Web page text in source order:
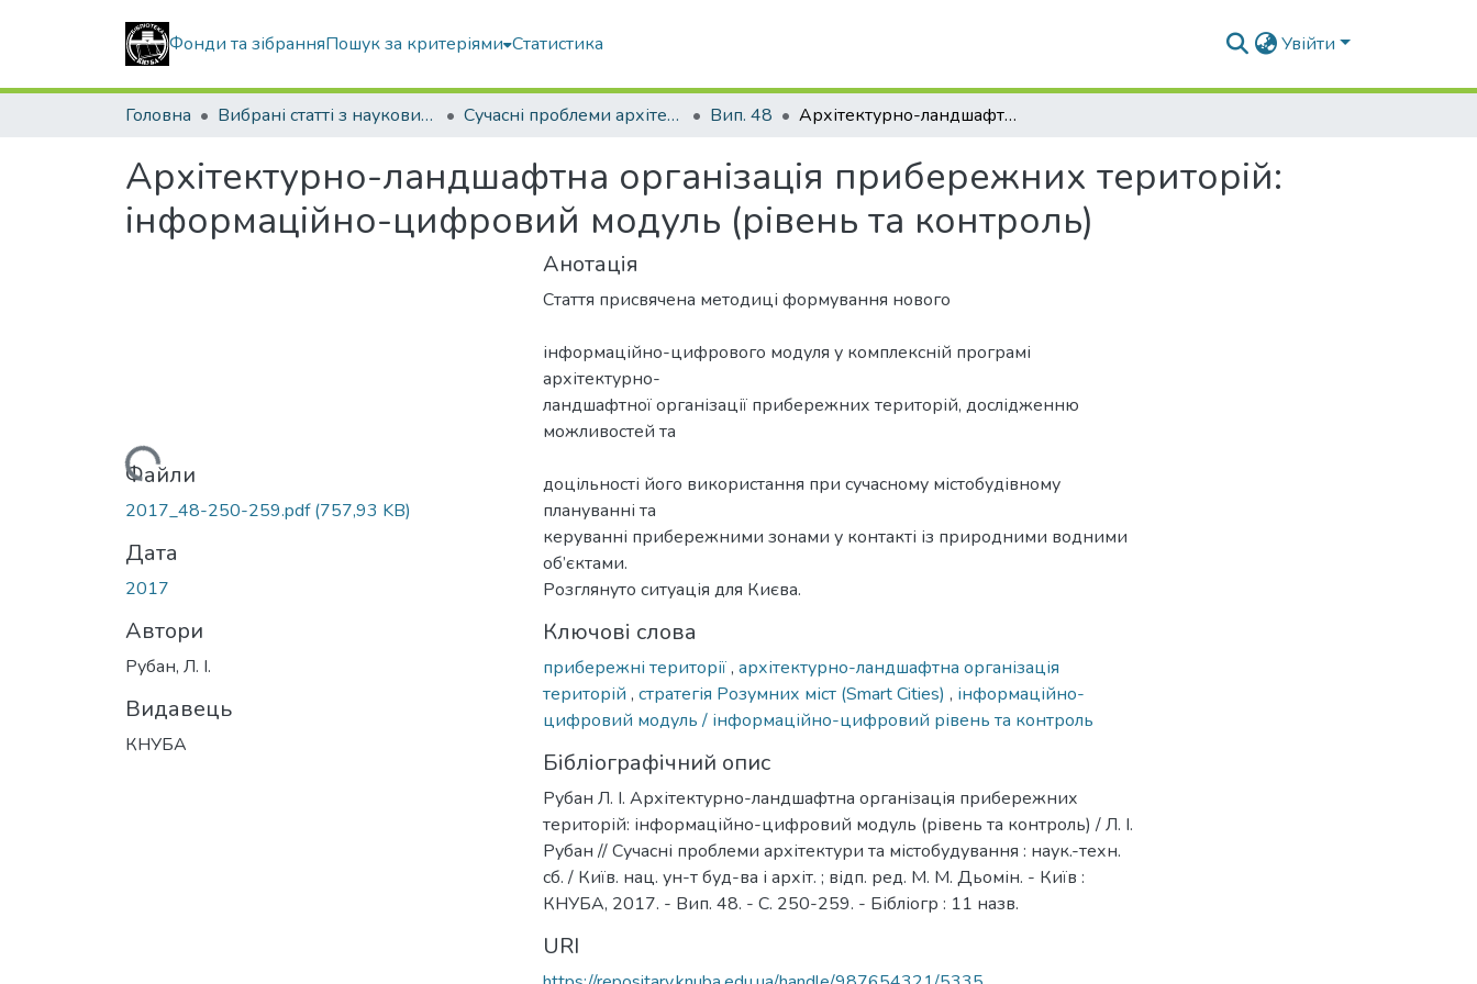
Фонди та зібранняПошук за критеріями Статистика Увійти
Головна Вибрані статті з наукових збірників КНУБА Сучасні проблеми архітектури та містобудування Вип. 48 Архітектурно-ландшафтна організація прибережних територій: інформаційно-цифровий модуль (рівень та контроль)
Архітектурно-ландшафтна організація прибережних територій:
інформаційно-цифровий модуль (рівень та контроль)
Вантажиться...Файли
2017_48-250-259.pdf(757,93 KB)
Дата
2017
Автори
Рубан, Л. І.
Видавець
КНУБА
Анотація
Стаття присвячена методиці формування нового
інформаційно-цифрового модуля у комплексній програмі
архітектурно-
ландшафтної організації прибережних територій, дослідженню
можливостей та
доцільності його використання при сучасному містобудівному
плануванні та
керуванні прибережними зонами у контакті із природними водними
об’єктами.
Розглянуто ситуація для Києва.
Ключові слова
прибережні території, архітектурно-ландшафтна організація
територій , стратегія Розумних міст (Smart Cities) , інформаційно-
цифровий модуль / інформаційно-цифровий рівень та контроль
Бібліографічний опис
Рубан Л. І. Архітектурно-ландшафтна організація прибережних
територій: інформаційно-цифровий модуль (рівень та контроль) / Л. І.
Рубан // Сучасні проблеми архітектури та містобудування : наук.-техн.
сб. / Київ. нац. ун-т буд-ва і архіт. ; відп. ред. М. М. Дьомін. - Київ :
КНУБА, 2017. - Вип. 48. - С. 250-259. - Бібліогр : 11 назв.
URI